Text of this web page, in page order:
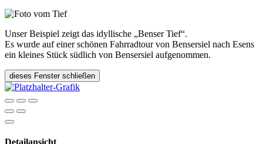
Unser Beispiel zeigt das idyllische „Benser Tief“.
Es wurde auf einer schönen Fahrradtour von Bensersiel nach Esens
ein kleines Stück südlich von Bensersiel aufgenommen.
dieses Fenster schließen
Detailansicht